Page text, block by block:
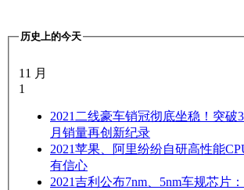
历史上的今天
11 月
1
2021 二线豪车销冠彻底坐稳！突破
月销量再创新纪录
2021苹果、阿里纷纷自研高性能
有信心
2021吉利公布7nm、5nm车规芯片